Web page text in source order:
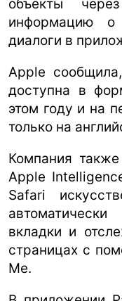
объекты
информацию
диалоги в
Apple
доступна в
этом году и на
только на
Компания
Apple
Safari
вкладки и
страницах с
Me.